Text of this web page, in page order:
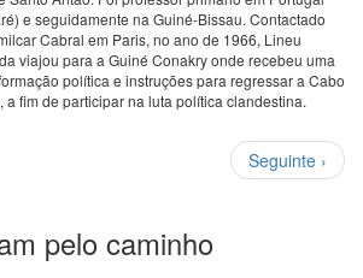
e seguidamente na Guiné-Bissau. Contactado
Cabral em Paris, no ano de 1966, Lineu
viajou para a Guiné Conakry onde recebeu uma
política e instruções para regressar a Cabo
a fim de participar na luta política clandestina.
Próxima
página
Seguinte ›
pelo caminho